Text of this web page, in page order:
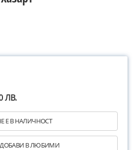
ЛВ.
Е В НАЛИЧНОСТ
ДОБАВИ В ЛЮБИМИ